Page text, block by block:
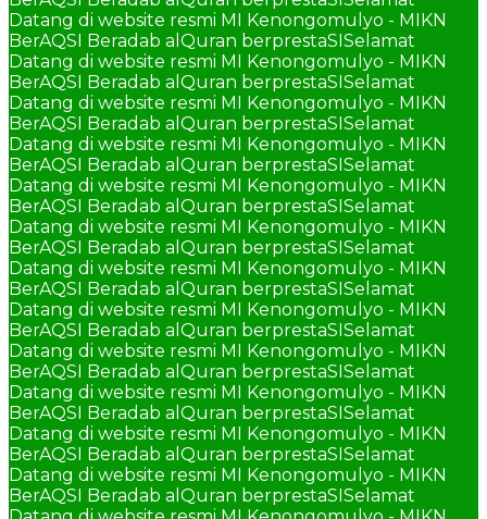
Datang di website resmi MI Kenongomulyo - MIKN
BerAQSI Beradab alQuran berprestaSISelamat
Datang di website resmi MI Kenongomulyo - MIKN
BerAQSI Beradab alQuran berprestaSISelamat
Datang di website resmi MI Kenongomulyo - MIKN
BerAQSI Beradab alQuran berprestaSISelamat
Datang di website resmi MI Kenongomulyo - MIKN
BerAQSI Beradab alQuran berprestaSISelamat
Datang di website resmi MI Kenongomulyo - MIKN
BerAQSI Beradab alQuran berprestaSISelamat
Datang di website resmi MI Kenongomulyo - MIKN
BerAQSI Beradab alQuran berprestaSISelamat
Datang di website resmi MI Kenongomulyo - MIKN
BerAQSI Beradab alQuran berprestaSISelamat
Datang di website resmi MI Kenongomulyo - MIKN
BerAQSI Beradab alQuran berprestaSISelamat
Datang di website resmi MI Kenongomulyo - MIKN
BerAQSI Beradab alQuran berprestaSISelamat
Datang di website resmi MI Kenongomulyo - MIKN
BerAQSI Beradab alQuran berprestaSISelamat
Datang di website resmi MI Kenongomulyo - MIKN
BerAQSI Beradab alQuran berprestaSISelamat
Datang di website resmi MI Kenongomulyo - MIKN
BerAQSI Beradab alQuran berprestaSISelamat